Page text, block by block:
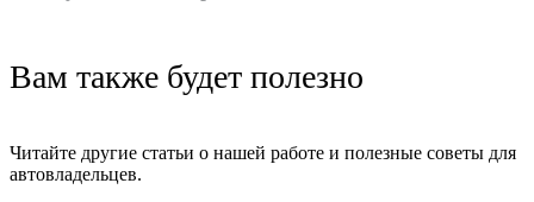
Вам также будет полезно
Читайте другие статьи о нашей работе и полезные советы для
автовладельцев.